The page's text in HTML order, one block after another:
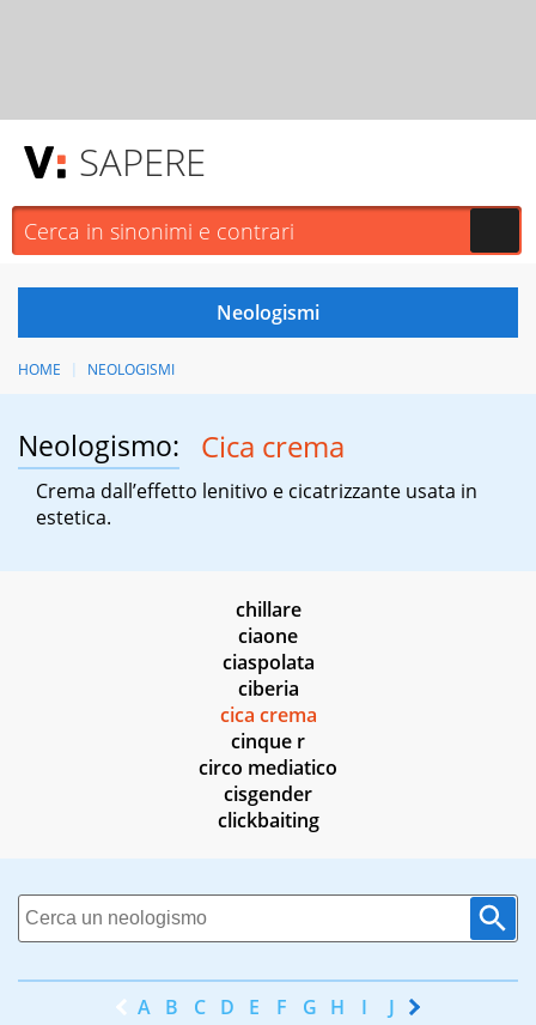
SAPERE
HOME NEOLOGISMI
Neologismo: Cica crema
Crema dall’effetto lenitivo e cicatrizzante usata in
estetica.
chillare
ciaone
ciaspolata
ciberia
cica crema
cinque r
circo mediatico
cisgender
clickbaiting
A B C D E F G H I J K